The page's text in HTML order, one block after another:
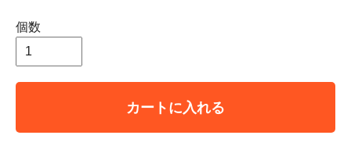
個数
カートに入れる